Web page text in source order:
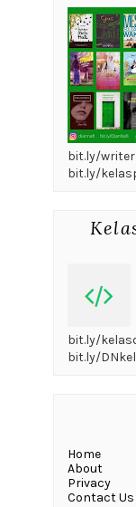
bit.ly/
bit.ly/
bit.ly/
bit.ly/
Home
About
Privacy
Contact Us